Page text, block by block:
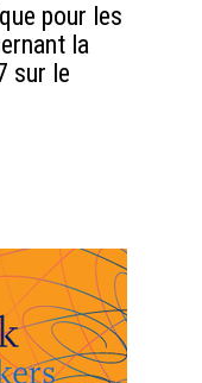
pour les
la
sur le